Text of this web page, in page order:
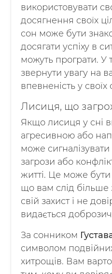
використовувати
досягнення своїх
сон може бути
досягати успіху в
можуть програти. У
звернути увагу на
впевненість у своїх
Лисиця, що
Якщо лисиця у сні
агресивною або
може
загрози або
житті. Це може
що вам слід більше
свій захист і не
видається
За сонником
символом подвійних
хитрощів. Вам